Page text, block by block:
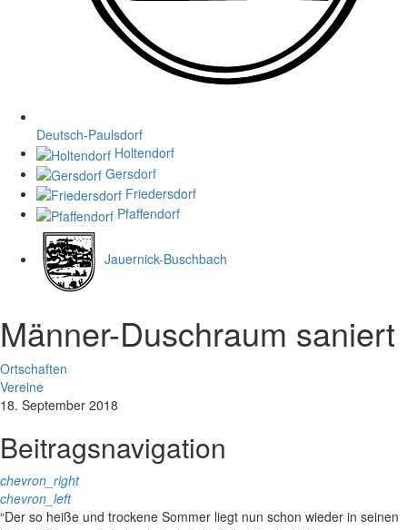
Deutsch-Paulsdorf
Holtendorf
Gersdorf
Friedersdorf
Pfaffendorf
Jauernick-Buschbach
Männer-Duschraum saniert
Ortschaften
Vereine
18. September 2018
Beitragsnavigation
chevron_right
chevron_left
“Der so heiße und trockene Sommer liegt nun schon wieder in seinen